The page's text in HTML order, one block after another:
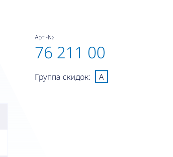
Арт.-№
76 211 00
Группа скидок: A